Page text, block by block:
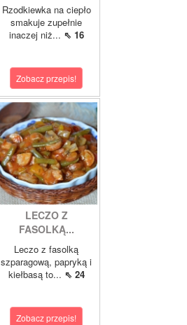
Rzodkiewka na ciepło
smakuje zupełnie
inaczej niż... ⇖ 16
Zobacz przepis!
LECZO Z
FASOLKĄ...
Leczo z fasolką
szparagową, papryką i
kiełbasą to... ⇖ 24
Zobacz przepis!